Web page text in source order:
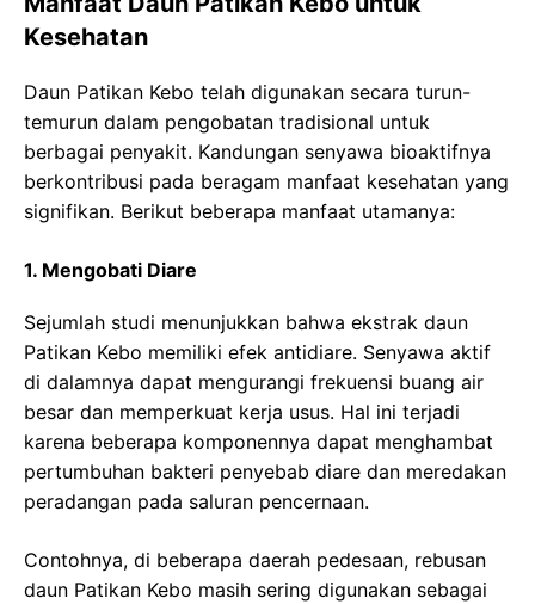
Kesehatan
Daun Patikan Kebo telah digunakan secara turun-
temurun dalam pengobatan tradisional untuk
berbagai penyakit. Kandungan senyawa bioaktifnya
berkontribusi pada beragam manfaat kesehatan yang
signifikan. Berikut beberapa manfaat utamanya:
1. Mengobati Diare
Sejumlah studi menunjukkan bahwa ekstrak daun
Patikan Kebo memiliki efek antidiare. Senyawa aktif
di dalamnya dapat mengurangi frekuensi buang air
besar dan memperkuat kerja usus. Hal ini terjadi
karena beberapa komponennya dapat menghambat
pertumbuhan bakteri penyebab diare dan meredakan
peradangan pada saluran pencernaan.
Contohnya, di beberapa daerah pedesaan, rebusan
daun Patikan Kebo masih sering digunakan sebagai